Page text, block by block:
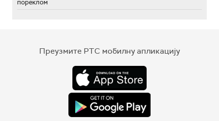
пореклом
Преузмите РТС мобилну апликацију